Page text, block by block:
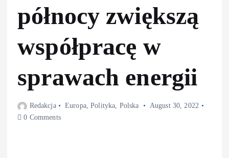
północy zwiększą
współpracę w
sprawach energii
Redakcja Europa,Polityka, Polska
August 30, 2022
0 Comments